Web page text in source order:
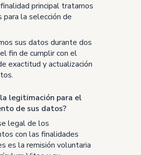
principal tratamos
para la selección de
sus datos durante dos
fin de cumplir con el
exactitud y actualización
la legitimación para el
de sus datos?
legal de los
con las finalidades
es la remisión voluntaria